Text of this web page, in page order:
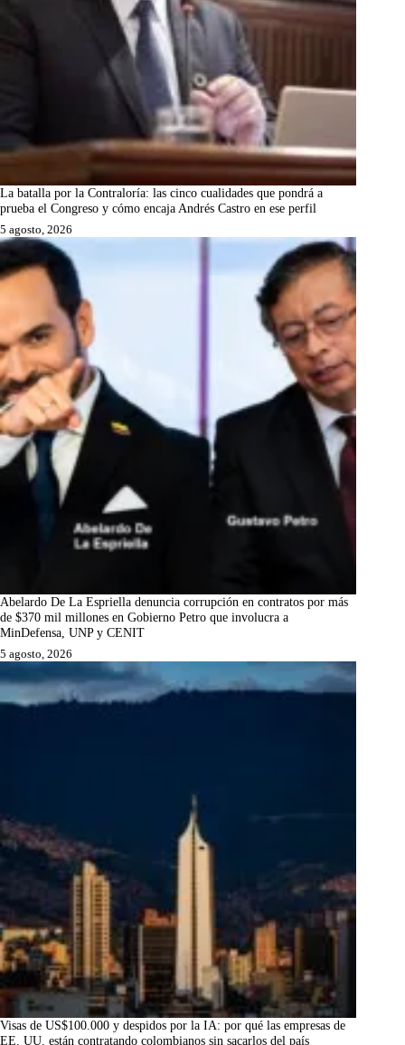
La batalla por la Contraloría: las cinco cualidades que pondrá a
prueba el Congreso y cómo encaja Andrés Castro en ese perfil
5 agosto, 2026
Abelardo De La Espriella denuncia corrupción en contratos por más
de $370 mil millones en Gobierno Petro que involucra a
MinDefensa, UNP y CENIT
5 agosto, 2026
Visas de US$100.000 y despidos por la IA: por qué las empresas de
EE. UU. están contratando colombianos sin sacarlos del país